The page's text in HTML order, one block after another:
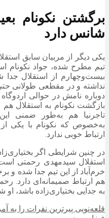
برگشتن نکونام
شانس دارد
یکی دیگر از مربیان سابق
تیم مطرح شده، جواد نکونام
بیست‌وچهارم از استقلال
نداشته و در مقطعی طولانی
دوباره نامش در حوالی
بازگشت نکونام به استقلال
تاجرنیا هم به‌طور ضمنی
به‌خصوص که نکونام با یکی
ارتباط خوبی ندارد.
در چنین شرایطی اگر
استقلال سیدمهدی رحمتی
خرم‌آباد از این تیم جدا شده و
هم ارتباط صمیمانه‌ای دارد.
به جدایی بختیاری‌زاده باشد،
قلعه‌نویی پیرترین نفرات را به